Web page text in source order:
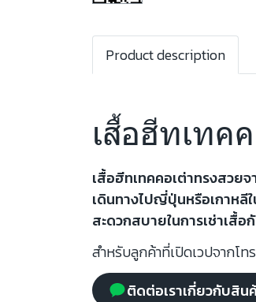
Product description
เสื้อฮีทเทค
เสื้อฮีทเทคคอเต่าทรงสวย
เดินทางไปญี่ปุ่นหรือเกาหลี
สะดวกสบายในการเช่าเสื้อ
สำหรับลูกค้าที่เปิดเวปจากโ
ติดต่อเราเกี่ยวกับสิน